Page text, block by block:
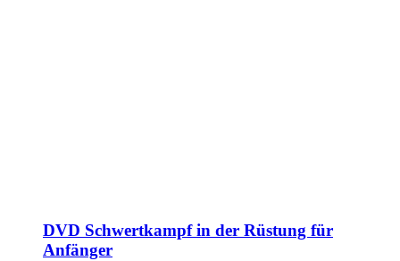
DVD Schwertkampf in der Rüstung für
Anfänger